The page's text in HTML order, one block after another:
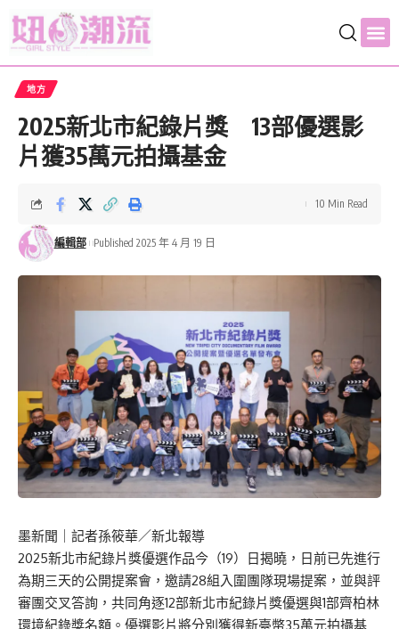
地方
2025新北市紀錄片獎 13部優選影
片獲35萬元拍攝基金
編輯部 Published 2025 年 4 月 19 日
10 Min Read
墨新聞 ｜記者孫筱華／新北報導
2025新北市紀錄片獎優選作品今（19）日揭曉，日前已先進行
為期三天的公開提案會，邀請28組入圍團隊現場提案，並與評
審團交叉答詢，共同角逐12部新北市紀錄片獎優選與1部齊柏林
環境紀錄獎名額。優選影片將分別獲得新臺幣35萬元拍攝基